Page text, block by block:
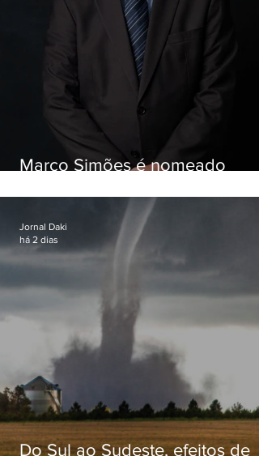
Marco Simões é nomeado
Do Sul ao Sudeste, efeitos de
Jornal Daki
há 2 dias